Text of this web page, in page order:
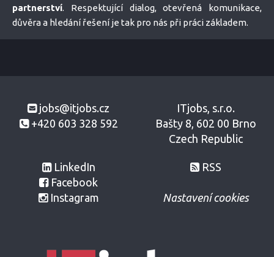
partnerství. Respektující dialog, otevřená komunikace,
důvěra a hledání řešení je tak pro nás při práci základem.
jobs@itjobs.cz
+420 603 328 592
LinkedIn
Facebook
Instagram
ITjobs, s.r.o.
Bašty 8, 602 00 Brno
Czech Republic
RSS
Nastavení cookies